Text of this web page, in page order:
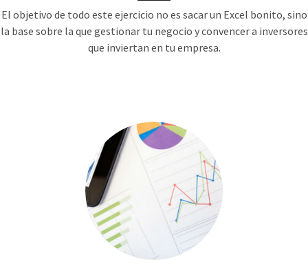
El objetivo de todo este ejercicio no es sacar un Excel bonito, sino
la base sobre la que gestionar tu negocio y convencer a inversores
que inviertan en tu empresa.